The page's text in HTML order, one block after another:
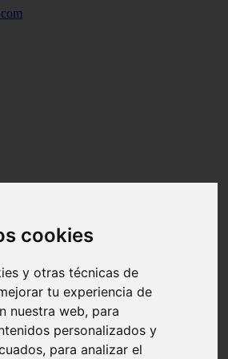
cookies
y otras técnicas de
tu experiencia de
nuestra web, para
personalizados y
para analizar el